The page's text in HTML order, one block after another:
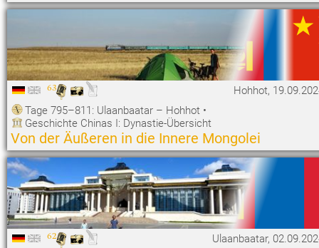
63
Hohhot,
Tage 795–811: Ulaanbaatar – Hohhot •
Geschichte Chinas I: Dynastie-Übersicht
Von der Äußeren in die Innere Mongolei
62
Ulaanbaatar,